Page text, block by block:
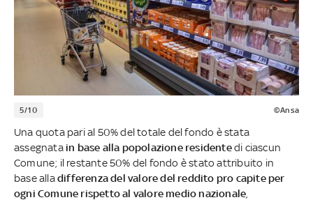
5/10 ©Ansa
Una quota pari al 50% del totale del fondo è stata
assegnata in base alla popolazione residentedi ciascun
Comune; il restante 50% del fondo è stato attribuito in
base alladifferenza del valore del reddito pro capite per
ogni Comune rispetto al valore medio nazionale